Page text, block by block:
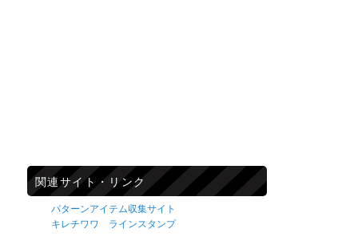
関連サイト・リンク
パターンアイテム収集サイト
キレチワワ ラインスタンプ